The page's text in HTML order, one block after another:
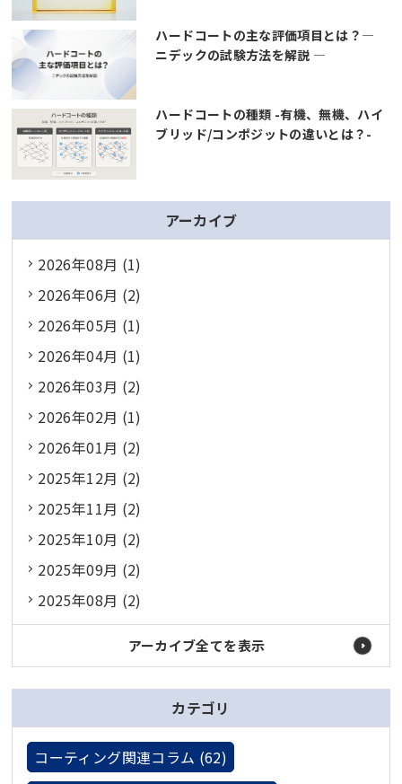
ハードコートの主な評価項目とは？―
ニデックの試験方法を解説 ―
ハードコートの種類 -有機、無機、ハイ
ブリッド/コンポジットの違いとは？-
アーカイブ
2026年08月 (1)
2026年06月 (2)
2026年05月 (1)
2026年04月 (1)
2026年03月 (2)
2026年02月 (1)
2026年01月 (2)
2025年12月 (2)
2025年11月 (2)
2025年10月 (2)
2025年09月 (2)
2025年08月 (2)
アーカイブ全てを表示
カテゴリ
コーティング関連コラム (62)